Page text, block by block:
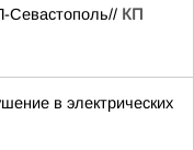
Севастополь// КП
в электрических